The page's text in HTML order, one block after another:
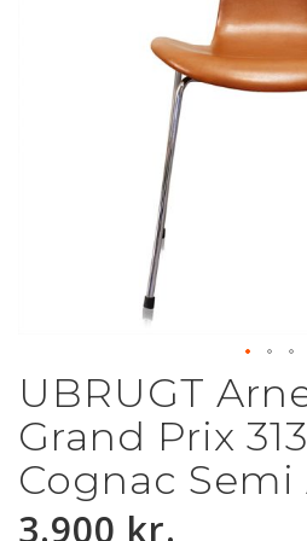
Gå
til
starten
af
billedgalleriet
UBRUGT
Grand Prix
Cognac
3.900 kr.